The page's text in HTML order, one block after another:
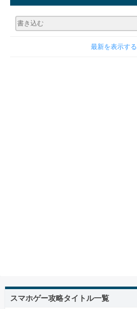
最新を表示する
スマホゲー攻略タイトル一覧